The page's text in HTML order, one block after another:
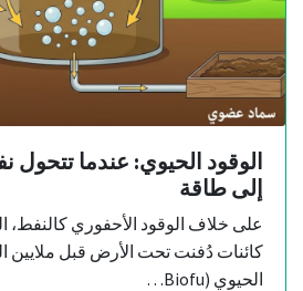
الوقود الحيوي: عندما تتحول
إلى طاقة
على خلاف الوقود الأحفوري كالنفط،
كائنات دُفنت تحت الأرض قبل ملايين
الحيوي (Biofu…